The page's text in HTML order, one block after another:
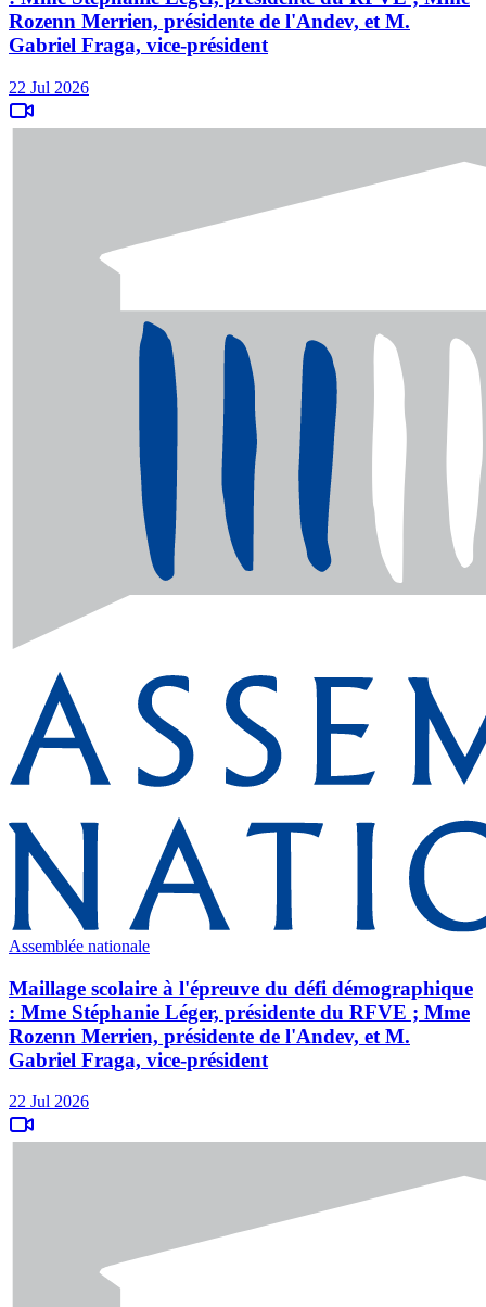
Rozenn Merrien, présidente de l'Andev, et M.
Gabriel Fraga, vice-président
22 Jul 2026
Assemblée nationale
Maillage scolaire à l'épreuve du défi démographique
: Mme Stéphanie Léger, présidente du RFVE ; Mme
Rozenn Merrien, présidente de l'Andev, et M.
Gabriel Fraga, vice-président
22 Jul 2026